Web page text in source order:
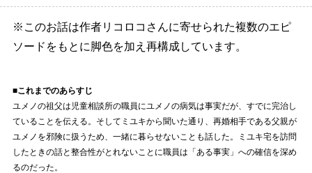
※このお話は作者リコロコさんに寄せられた複数のエピ
ソードをもとに脚色を加え再構成しています。
■これまでのあらすじ
ユメノの祖父は児童相談所の職員にユメノの病気は事実だが、すでに完治し
ていることを伝える。そしてミユキから聞いた通り、再婚相手である父親が
ユメノを邪険に扱うため、一緒に暮らせないことも話した。ミユキ宅を訪問
したときの話と整合性がとれないことに職員は「ある事実」への確信を深め
るのだった。